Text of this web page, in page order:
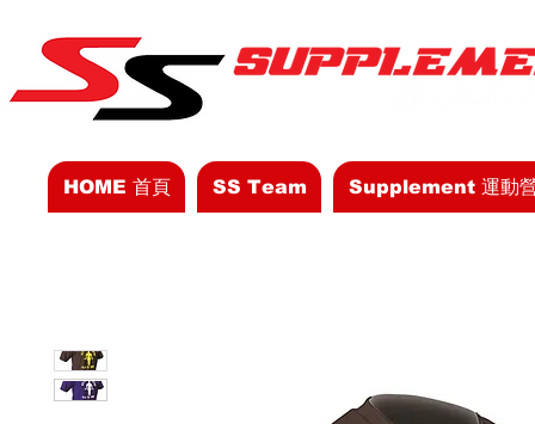
HOME 首頁 SS Team Supplement 運動